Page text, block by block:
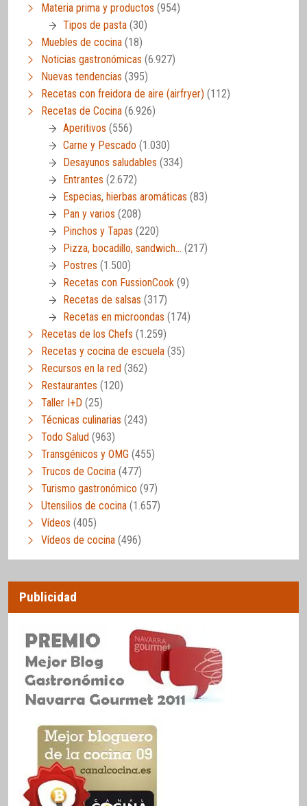
Materia prima y productos (954)
Tipos de pasta (30)
Muebles de cocina (18)
Noticias gastronómicas (6.927)
Nuevas tendencias (395)
Recetas con freidora de aire (airfryer) (112)
Recetas de Cocina (6.926)
Aperitivos (556)
Carne y Pescado (1.030)
Desayunos saludables (334)
Entrantes (2.672)
Especias, hierbas aromáticas (83)
Pan y varios (208)
Pinchos y Tapas (220)
Pizza, bocadillo, sandwich… (217)
Postres (1.500)
Recetas con FussionCook (9)
Recetas de salsas (317)
Recetas en microondas (174)
Recetas de los Chefs (1.259)
Recetas y cocina de escuela (35)
Recursos en la red (362)
Restaurantes (120)
Taller I+D (25)
Técnicas culinarias (243)
Todo Salud (963)
Transgénicos y OMG (455)
Trucos de Cocina (477)
Turismo gastronómico (97)
Utensilios de cocina (1.657)
Vídeos (405)
Vídeos de cocina (496)
Publicidad